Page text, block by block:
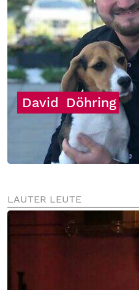
David Döhring
LAUTER LEUTE